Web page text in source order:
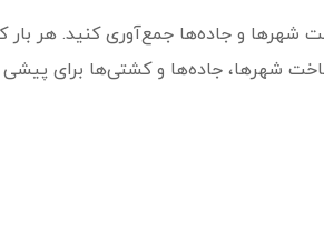
شهرها و جاده‌ها جمع‌آوری کنید. هر بار
شهرها، جاده‌ها و کشتی‌ها برای پیشی